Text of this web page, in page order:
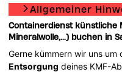
Allgemeiner
Containerdienst künstliche
Mineralwolle,...) buchen in
Gerne kümmern wir uns um
Entsorgung deines KMF-